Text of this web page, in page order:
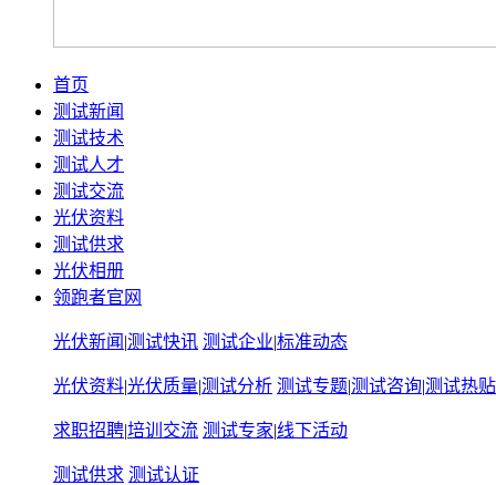
首页
测试新闻
测试技术
测试人才
测试交流
光伏资料
测试供求
光伏相册
领跑者官网
光伏新闻 |测试快讯 测试企业|标准动态
光伏资料|光伏质量|测试分析 测试专题|测试咨询|测试热贴
求职招聘|培训交流 测试专家|线下活动
测试供求 测试认证